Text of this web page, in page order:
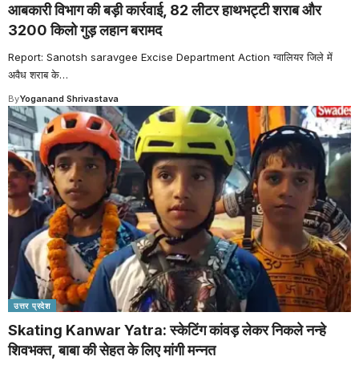
आबकारी विभाग की बड़ी कार्रवाई, 82 लीटर हाथभट्टी शराब और
3200 किलो गुड़ लहान बरामद
Report: Sanotsh saravgee Excise Department Action ग्वालियर जिले में
अवैध शराब के…
ByYoganand Shrivastava
उत्तर प्रदेश
Skating Kanwar Yatra: स्केटिंग कांवड़ लेकर निकले नन्हे
शिवभक्त, बाबा की सेहत के लिए मांगी मन्नत